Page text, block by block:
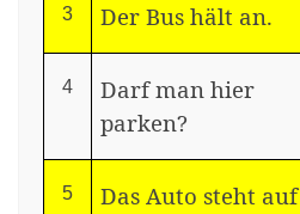
3 Der Bus hält an.
4
Darf man hier
parken?
5
Das Auto steht auf